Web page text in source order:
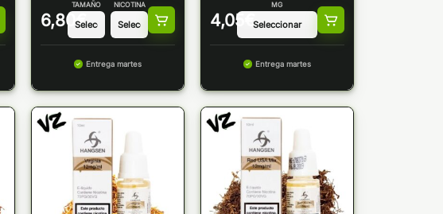
6,80€
TAMAÑO NICOTINA
Entrega martes
4,05 €
MG
Entrega martes